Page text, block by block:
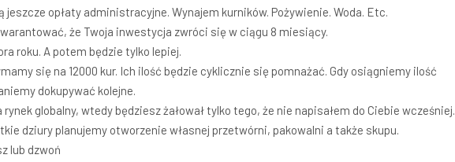
jeszcze opłaty administracyjne. Wynajem kurników. Pożywienie. Woda. Etc.
że Twoja inwestycja zwróci się w ciągu 8 miesiący.
roku. A potem będzie tylko lepiej.
się na 12000 kur. Ich ilość będzie cyklicznie się pomnażać. Gdy osiągniemy ilość
dokupywać kolejne.
rynek globalny, wtedy będziesz żałował tylko tego, że nie napisałem do Ciebie wcześniej.
dziury planujemy otworzenie własnej przetwórni, pakowalni a także skupu.
lub dzwoń